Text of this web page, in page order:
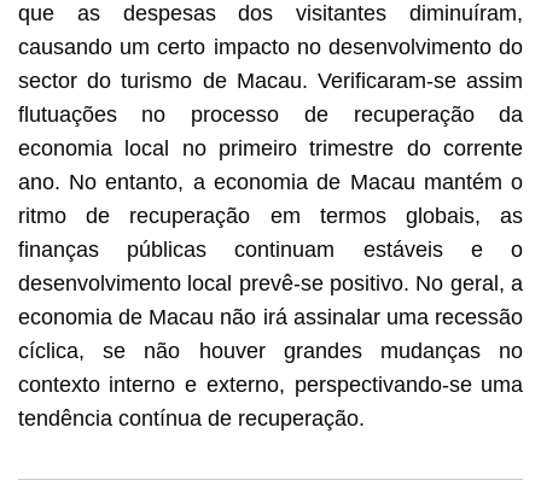
que as despesas dos visitantes diminuíram,
causando um certo impacto no desenvolvimento do
sector do turismo de Macau. Verificaram-se assim
flutuações no processo de recuperação da
economia local no primeiro trimestre do corrente
ano. No entanto, a economia de Macau mantém o
ritmo de recuperação em termos globais, as
finanças públicas continuam estáveis e o
desenvolvimento local prevê-se positivo. No geral, a
economia de Macau não irá assinalar uma recessão
cíclica, se não houver grandes mudanças no
contexto interno e externo, perspectivando-se uma
tendência contínua de recuperação.